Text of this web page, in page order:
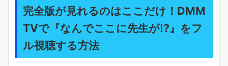
完全版が見れるのはここだけ！DMM
TVで『なんでここに先生が!?』をフ
ル視聴する方法